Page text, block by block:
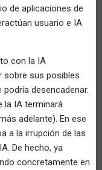
de aplicaciones de
usuario e IA
con la IA
sobre sus posibles
desencadenar.
la IA terminará
adelante). En ese
a la irrupción de las
De hecho, ya
concretamente en